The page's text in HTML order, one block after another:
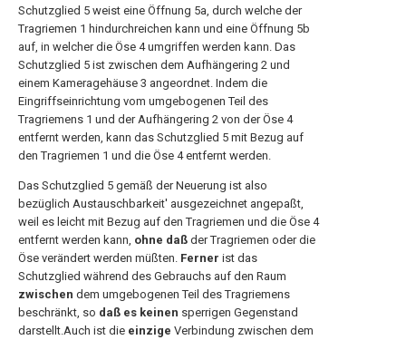
Schutzglied 5 weist eine Öffnung 5a, durch welche der
Tragriemen 1 hindurchreichen kann und eine Öffnung 5b
auf, in welcher die Öse 4 umgriffen werden kann. Das
Schutzglied 5 ist zwischen dem Aufhängering 2 und
einem Kameragehäuse 3 angeordnet. Indem die
Eingriffseinrichtung vom umgebogenen Teil des
Tragriemens 1 und der Aufhängering 2 von der Öse 4
entfernt werden, kann das Schutzglied 5 mit Bezug auf
den Tragriemen 1 und die Öse 4 entfernt werden.
Das Schutzglied 5 gemäß der Neuerung ist also
bezüglich Austauschbarkeit' ausgezeichnet angepaßt,
weil es leicht mit Bezug auf den Tragriemen und die Öse 4
entfernt werden kann, ohne daß der Tragriemen oder die
Öse verändert werden müßten. Ferner ist das
Schutzglied während des Gebrauchs auf den Raum
zwischen dem umgebogenen Teil des Tragriemens
beschränkt, so daß es keinen sperrigen Gegenstand
darstellt.Auch ist die einzige Verbindung zwischen dem